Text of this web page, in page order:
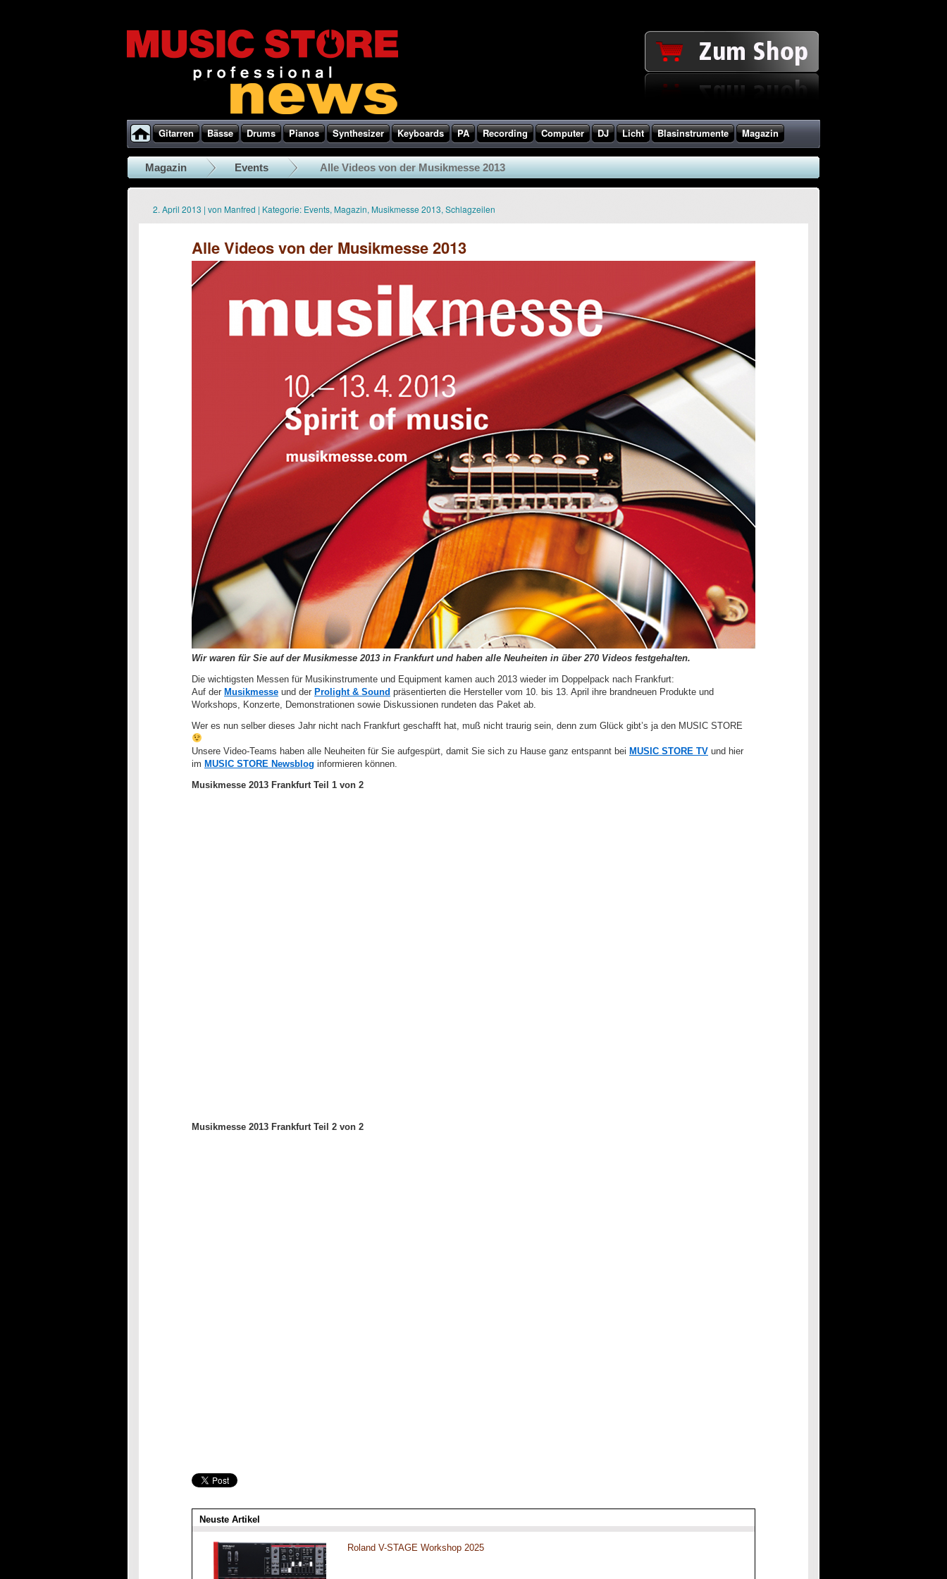
Gitarren Bässe Drums Pianos Synthesizer Keyboards PA Recording Computer DJ Licht Blasinstrumente Magazin
Magazin Events Alle Videos von der Musikmesse 2013
2. April 2013 | von Manfred | Kategorie: Events, Magazin, Musikmesse 2013, Schlagzeilen
Alle Videos von der Musikmesse 2013
Wir waren für Sie auf der Musikmesse 2013 in Frankfurt und haben alle Neuheiten in über 270 Videos festgehalten.
Die wichtigsten Messen für Musikinstrumente und Equipment kamen auch 2013 wieder im Doppelpack nach Frankfurt:
Auf der Musikmesse und der Prolight & Sound präsentierten die Hersteller vom 10. bis 13. April ihre brandneuen Produkte und
Workshops, Konzerte, Demonstrationen sowie Diskussionen rundeten das Paket ab.
Wer es nun selber dieses Jahr nicht nach Frankfurt geschafft hat, muß nicht traurig sein, denn zum Glück gibt’s ja den MUSIC STORE
Unsere Video-Teams haben alle Neuheiten für Sie aufgespürt, damit Sie sich zu Hause ganz entspannt bei MUSIC STORE TV und hier
im MUSIC STORE Newsblog informieren können.
Musikmesse 2013 Frankfurt Teil 1 von 2
Musikmesse 2013 Frankfurt Teil 2 von 2
Neuste Artikel
Roland V-STAGE Workshop 2025